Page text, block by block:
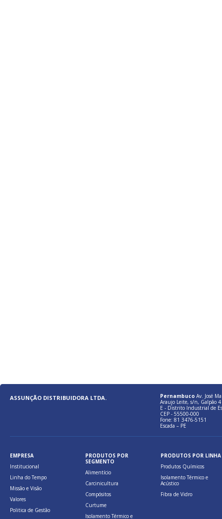
ASSUNÇÃO DISTRIBUIDORA LTDA. Pernambuco Av. José
Araujo Leite, s/n, Galpão 4
E - Distrito Industrial de
CEP - 55500-000
Fone: 81 3476-5151
Escada – PE
EMPRESA
Institucional
Linha do Tempo
Missão e Visão
Valores
Politica de Gestão
PRODUTOS POR
SEGMENTO
Alimentício
Carcinicultura
Compósitos
Curtume
Isolamento Térmico e
PRODUTOS POR LINHA
Produtos Químicos
Isolamento Térmico e
Acústico
Fibra de Vidro